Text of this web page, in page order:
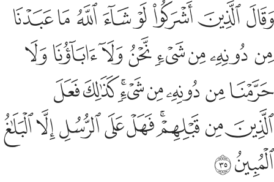
وقال الذين اشركوا لو شاء الله ما عبدنا من دونه من شيء نحن ولا
وَقَالَ ٱلَّذِينَ أَشْرَكُوا۟ لَوْ شَآءَ ٱللَّهُ مَا عَبَدْنَا مِن دُونِهِۦ مِن
ﱁﱂﱃﱄﱅﱆ ﱇﱈ
ﱉﱊﱋﱌﱍﱎﱏﱐ
ﱑﱒﱓﱔﱕﱖﱗﱘ
ﱙﱚﱛﱜﱝﱞﱟﱠﱡ
ﱢﱣ